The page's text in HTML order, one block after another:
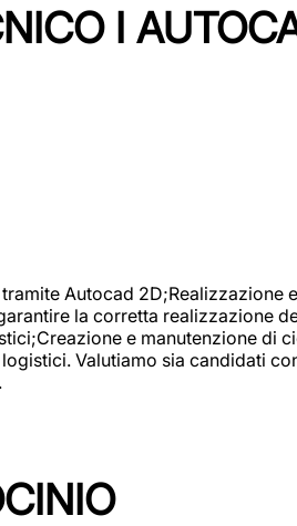
I
Autocad
la corretta realizzazione
e manutenzione
Valutiamo sia candidati